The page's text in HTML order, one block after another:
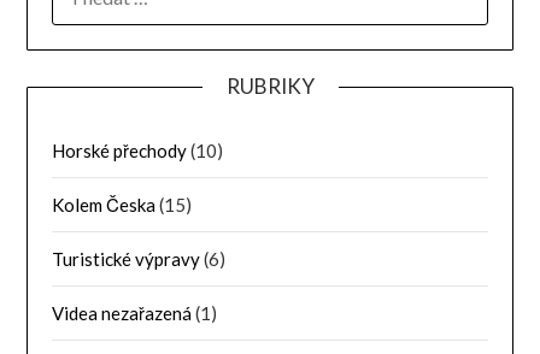
RUBRIKY
Horské přechody(10)
Kolem Česka(15)
Turistické výpravy(6)
Videa nezařazená(1)